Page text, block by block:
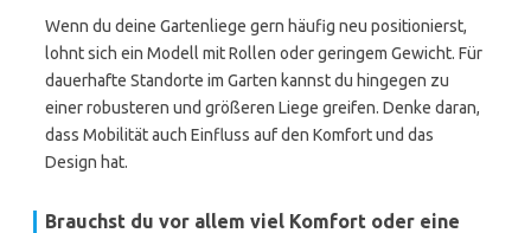
Wenn du deine Gartenliege gern häufig neu positionierst,
lohnt sich ein Modell mit Rollen oder geringem Gewicht. Für
dauerhafte Standorte im Garten kannst du hingegen zu
einer robusteren und größeren Liege greifen. Denke daran,
dass Mobilität auch Einfluss auf den Komfort und das
Design hat.
Brauchst du vor allem viel Komfort oder eine